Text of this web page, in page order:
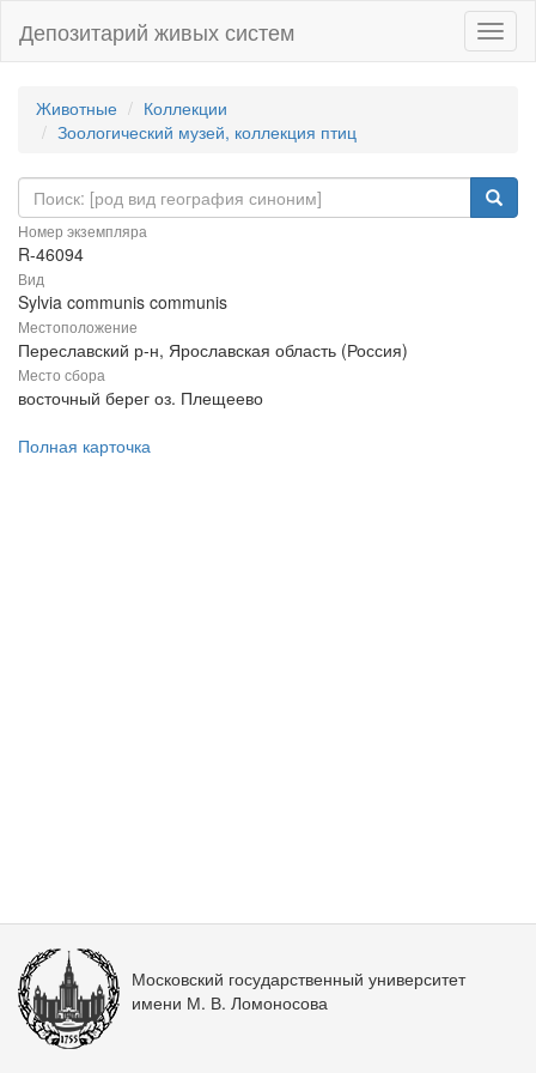
Депозитарий живых систем
Животные
Коллекции
Зоологический музей, коллекция птиц
Номер экземпляра
R-46094
Вид
Sylvia communis communis
Местоположение
Переславский р-н, Ярославская область (Россия)
Место сбора
восточный берег оз. Плещеево
Полная карточка
Московский государственный университет
имени М. В. Ломоносова